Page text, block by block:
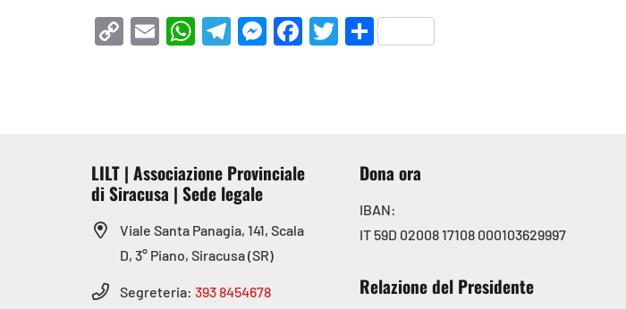
CopyEmailWhatsApp
Telegram
Messenger
Facebook
Twitter
Condividi
LILT | Associazione Provinciale
di Siracusa | Sede legale
Viale Santa Panagia, 141, Scala
D, 3° Piano, Siracusa (SR)
Segreteria: 393 8454678
Dona ora
IBAN:
IT 59D 02008 17108 000103629997
Relazione del Presidente